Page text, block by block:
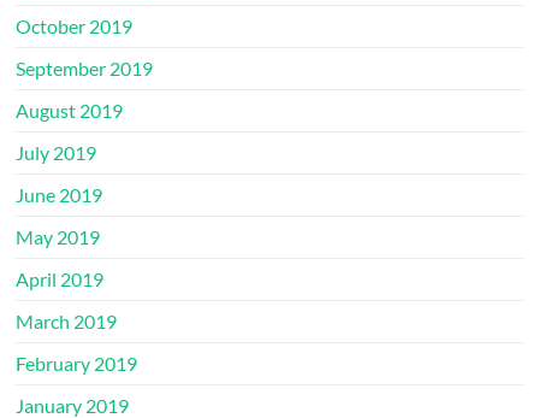
October 2019
September 2019
August 2019
July 2019
June 2019
May 2019
April 2019
March 2019
February 2019
January 2019